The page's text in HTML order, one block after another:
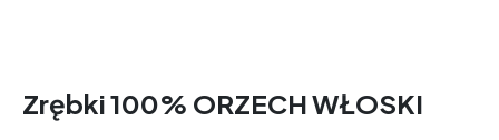
Zrębki 100% ORZECH WŁOSKI